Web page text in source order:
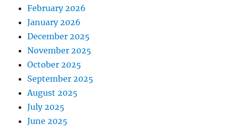
February 2026
January 2026
December 2025
November 2025
October 2025
September 2025
August 2025
July 2025
June 2025